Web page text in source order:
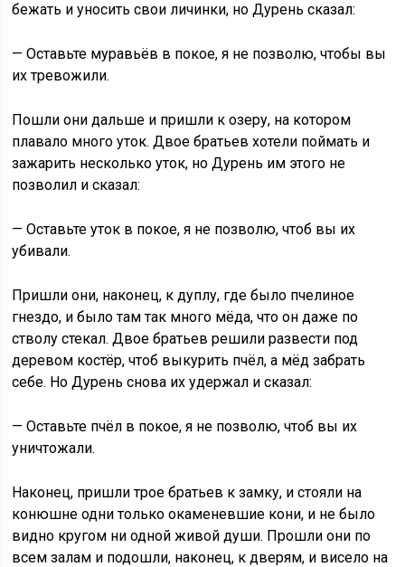
бежать и уносить свои личинки, но Дурень сказал:
— Оставьте муравьёв в покое, я не позволю, чтобы вы
их тревожили.
Пошли они дальше и пришли к озеру, на котором
плавало много уток. Двое братьев хотели поймать и
зажарить несколько уток, но Дурень им этого не
позволил и сказал:
— Оставьте уток в покое, я не позволю, чтоб вы их
убивали.
Пришли они, наконец, к дуплу, где было пчелиное
гнездо, и было там так много мёда, что он даже по
стволу стекал. Двое братьев решили развести под
деревом костёр, чтоб выкурить пчёл, а мёд забрать
себе. Но Дурень снова их удержал и сказал:
— Оставьте пчёл в покое, я не позволю, чтоб вы их
уничтожали.
Наконец, пришли трое братьев к замку, и стояли на
конюшне одни только окаменевшие кони, и не было
видно кругом ни одной живой души. Прошли они по
всем залам и подошли, наконец, к дверям, и висело на